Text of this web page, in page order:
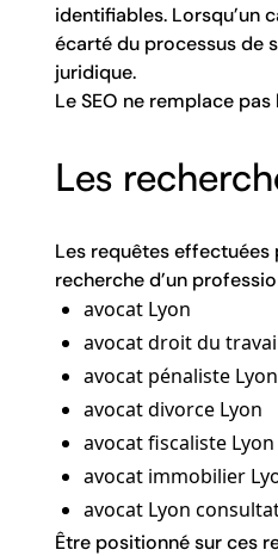
identifiables. Lorsqu’un
écarté du processus de
juridique.
Le SEO ne remplace
Les
Les requêtes
recherche d’un
avocat Lyon
avocat droit du
avocat pénaliste Lyon
avocat divorce Lyon
avocat fiscaliste Lyon
avocat immobilier
avocat Lyon
Être positionné sur ces